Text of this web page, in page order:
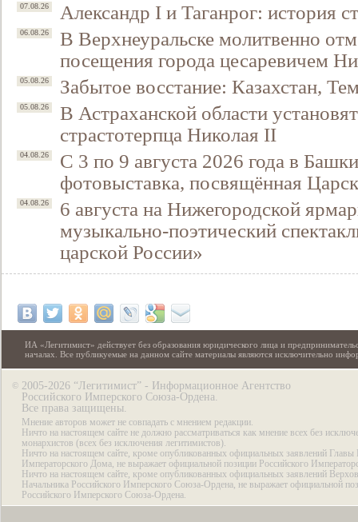
07.08.26 Александр I и Таганрог: история
06.08.26
В Верхнеуральске молитвенно
посещения города цесаревичем
05.08.26 Забытое восстание: Казахстан,
05.08.26
В Астраханской области
страстотерпца Николая II
04.08.26
С 3 по 9 августа 2026 года в
фотовыставка, посвящённая
04.08.26
6 августа на Нижегородской
музыкально-поэтический
царской России»
ИА «Легитимист» действует без образования юридического лица и
началах. Все публикуемые на данном сайте материалы являются исключительно
© 2005-2026 “Легитимист” - Информационное Агентство
Российского Имперского Союза-Ордена.
Все права защищены.
Мнение авторов может не совпадать с мнением редакции.
Ничто на настоящем сайте не должно рассматриваться как мнение всех без
монархистов (всех без исключения легитимистов).
Ничто на настоящем сайте, кроме опубликованных официальных заявлений Главы
Императорского Дома, не выражает официальной позиции Российского
Ничто на настоящем сайте, кроме опубликованных официальных заявлений
Начальника Российского Имперского Союза-Ордена, не выражает официальной
Российского Имперского Союза-Ордена.